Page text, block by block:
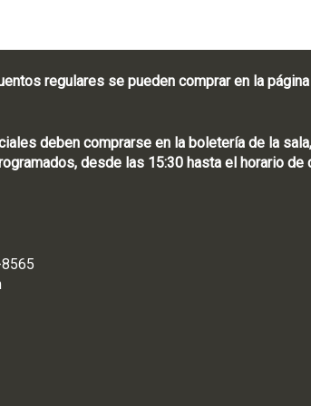
regulares se pueden comprar en la
deben comprarse en la boletería de la
desde las 15:30 hasta el horario de
[598 2]
- Uruguay |